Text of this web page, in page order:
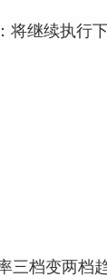
将继续执行
三档变两档